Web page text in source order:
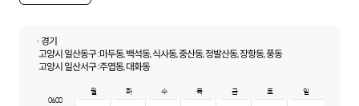
· 경기
고양시 일산동구 :마두동, 백석동, 식사동, 중산동, 정발산동, 장항동, 풍동
고양시 일산서구 :주엽동, 대화동
월 화 수 목 금 토
일
06:00